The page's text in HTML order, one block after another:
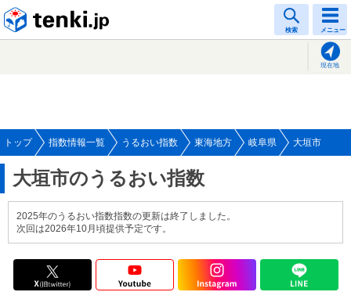
検索 メニュー
現在地
トップ 指数情報一覧 うるおい指数 東海地方 岐阜県 大垣市
大垣市のうるおい指数
2025年のうるおい指数指数の更新は終了しました。
次回は2026年10月頃提供予定です。